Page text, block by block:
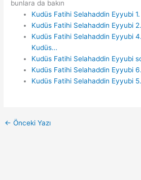
bunlara da bakın
Kudüs Fatihi Selahaddin Eyyubi
Kudüs Fatihi Selahaddin Eyyubi
Kudüs Fatihi Selahaddin Eyyubi
Kudüs…
Kudüs Fatihi Selahaddin Eyyubi
Kudüs Fatihi Selahaddin Eyyubi
Kudüs Fatihi Selahaddin Eyyubi
← Önceki Yazı